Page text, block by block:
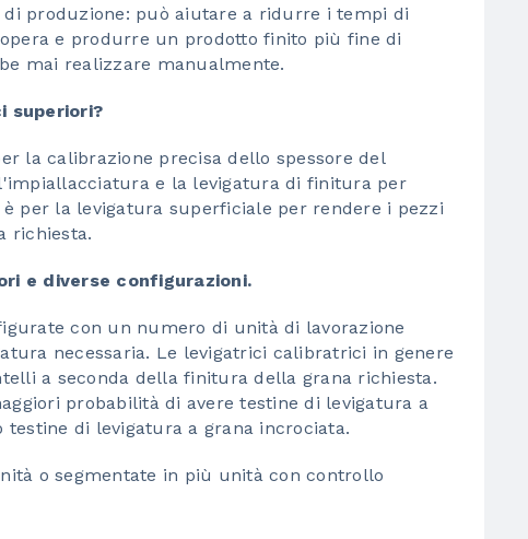
produzione: può aiutare a ridurre i tempi di
e produrre un prodotto finito più fine di
mai realizzare manualmente.
superiori?
la calibrazione precisa dello spessore del
e la levigatura di finitura per
per la levigatura superficiale per rendere i pezzi
richiesta.
e diverse configurazioni.
con un numero di unità di lavorazione
necessaria. Le levigatrici calibratrici in genere
a seconda della finitura della grana richiesta.
probabilità di avere testine di levigatura a
di levigatura a grana incrociata.
o segmentate in più unità con controllo